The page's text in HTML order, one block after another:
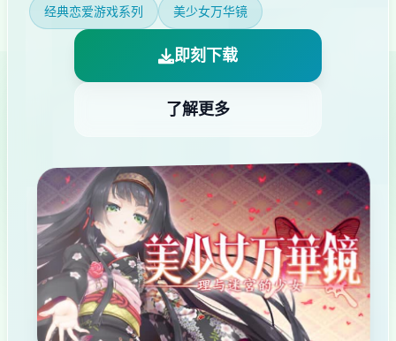
经典恋爱游戏系列 美少女万华镜
即刻下载
了解更多